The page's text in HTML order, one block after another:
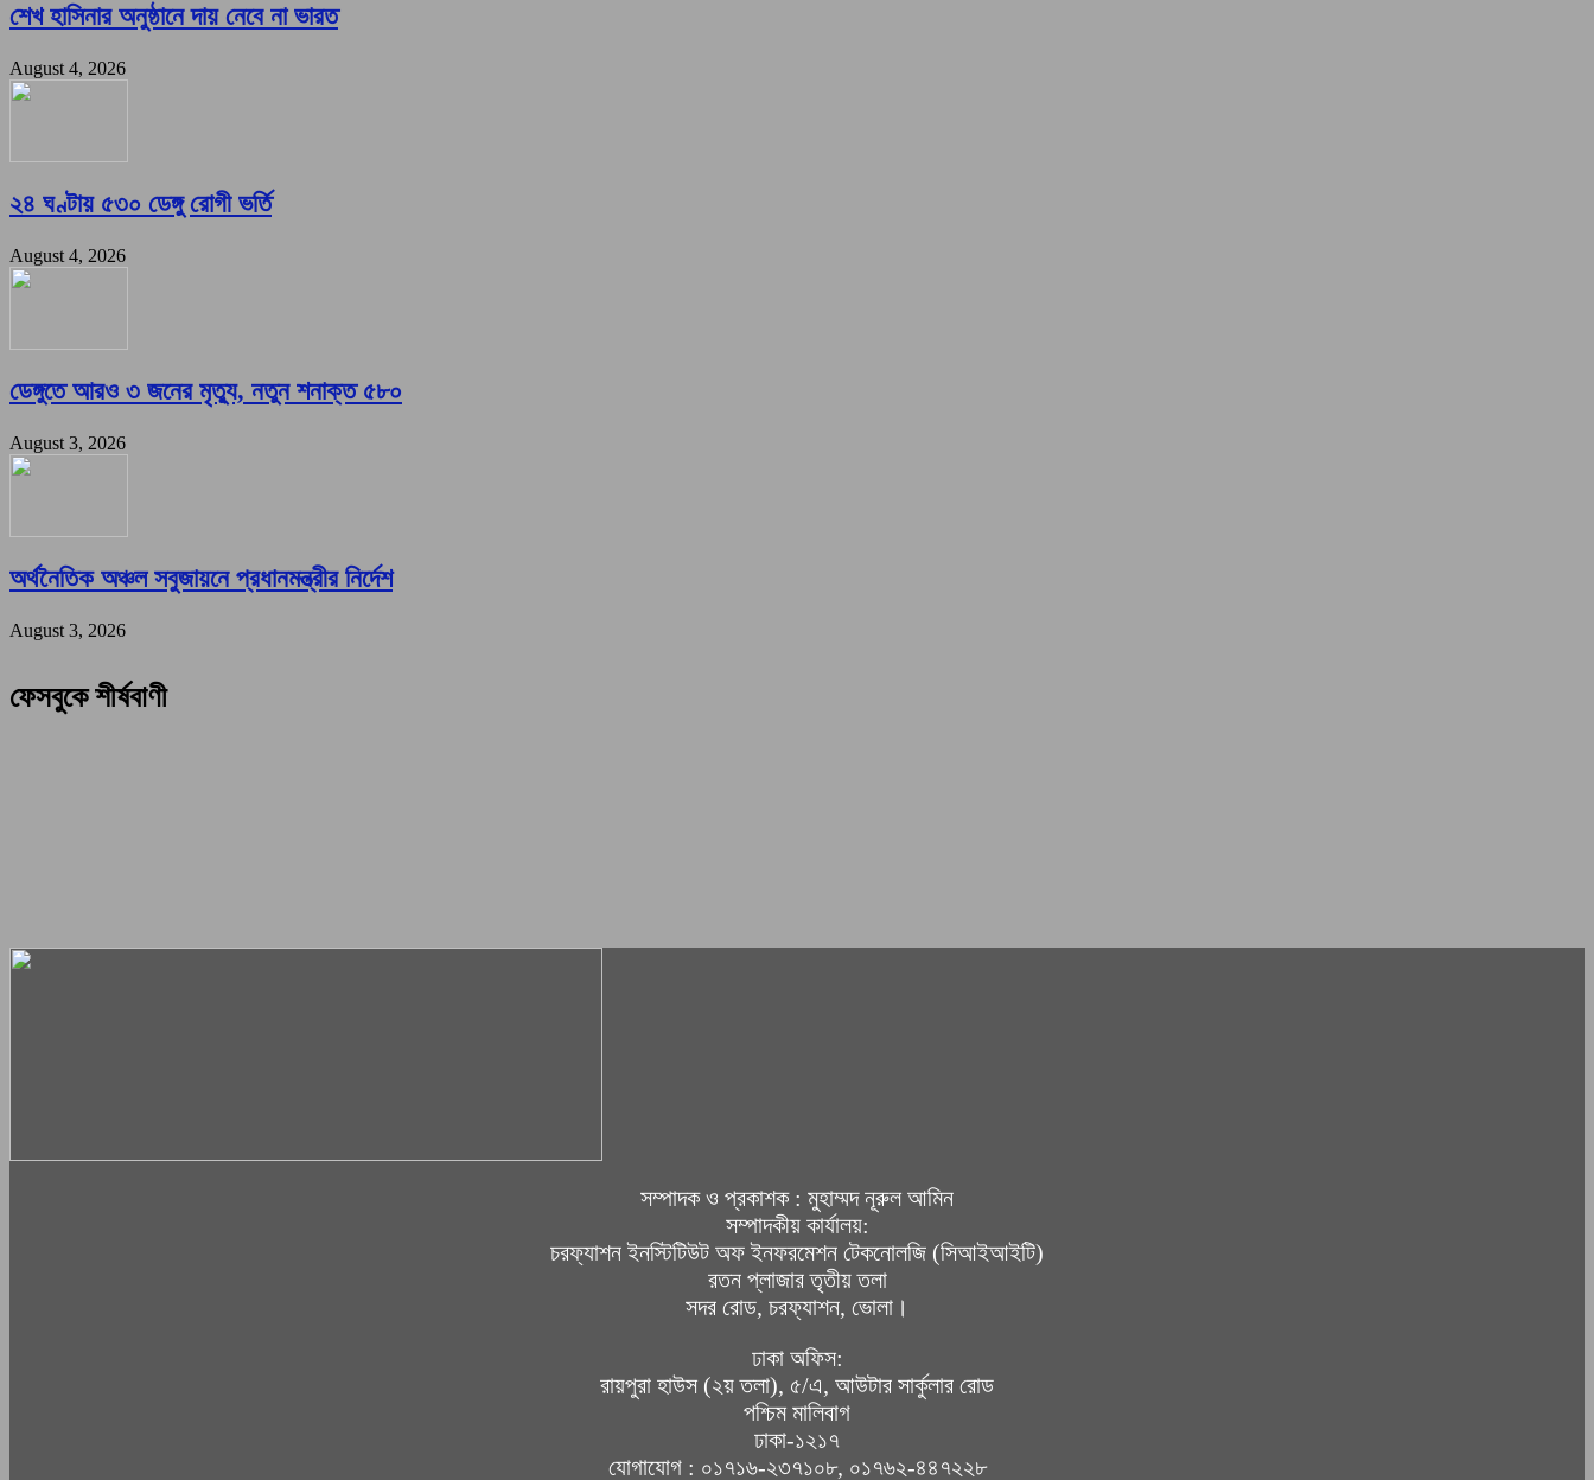
শেখ হাসিনার অনুষ্ঠানে দায় নেবে না ভারত
August 4, 2026
২৪ ঘণ্টায় ৫৩০ ডেঙ্গু রোগী ভর্তি
August 4, 2026
ডেঙ্গুতে আরও ৩ জনের মৃত্যু, নতুন শনাক্ত ৫৮০
August 3, 2026
অর্থনৈতিক অঞ্চল সবুজায়নে প্রধানমন্ত্রীর নির্দেশ
August 3, 2026
ফেসবুকে শীর্ষবাণী
সম্পাদক ও প্রকাশক : মুহাম্মদ নূরুল আমিন
সম্পাদকীয় কার্যালয়:
চরফ্যাশন ইনস্টিটিউট অফ ইনফরমেশন টেকনোলজি (সিআইআইটি)
রতন প্লাজার তৃতীয় তলা
সদর রোড, চরফ্যাশন, ভোলা।
ঢাকা অফিস:
রায়পুরা হাউস (২য় তলা), ৫/এ, আউটার সার্কুলার রোড
পশ্চিম মালিবাগ
ঢাকা-১২১৭
যোগাযোগ : ০১৭১৬-২৩৭১০৮, ০১৭৬২-৪৪৭২২৮